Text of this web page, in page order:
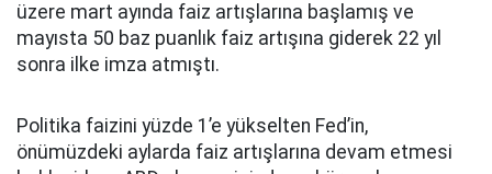
üzere mart ayında faiz artışlarına başlamış ve
mayısta 50 baz puanlık faiz artışına giderek 22 yıl
sonra ilke imza atmıştı.
Politika faizini yüzde 1’e yükselten Fed’in,
önümüzdeki aylarda faiz artışlarına devam etmesi